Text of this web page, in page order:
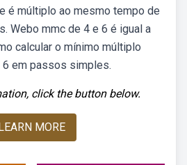
é múltiplo ao mesmo tempo de
Webo mmc de 4 e 6 é igual a
calcular o mínimo múltiplo
6 em passos simples.
click the button below.
MORE